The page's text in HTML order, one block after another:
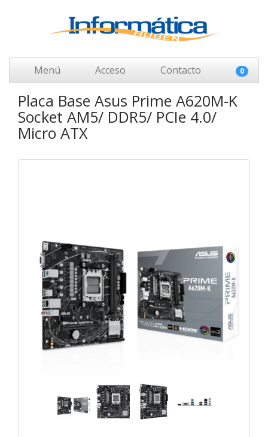
Menú Acceso Contacto 0
Placa Base Asus Prime A620M-K
Socket AM5/ DDR5/ PCIe 4.0/
Micro ATX